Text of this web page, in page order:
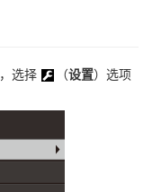
，选择 （设置）选项